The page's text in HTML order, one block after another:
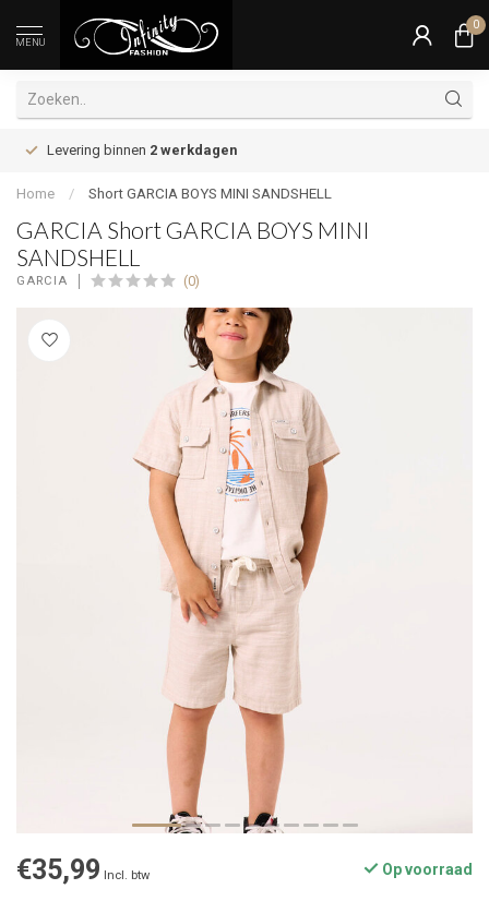
MENU
0
Levering binnen 2 werkdagen
Home / Short GARCIA BOYS MINI SANDSHELL
GARCIA Short GARCIA BOYS MINI
SANDSHELL
GARCIA (0)
€35,99 Incl. btw Op voorraad